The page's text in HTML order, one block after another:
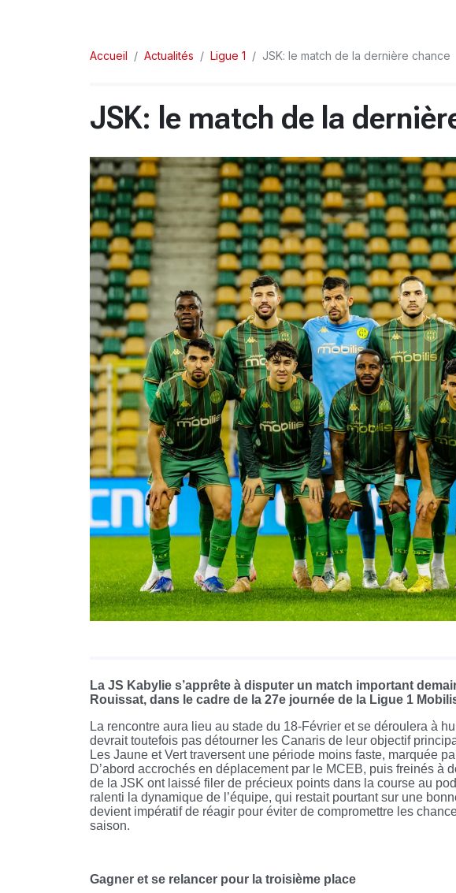
Accueil Actualités Ligue 1 JSK: le match de la dernière chance
JSK: le match de la
La JS Kabylie s’apprête à disputer un match important
Rouissat, dans le cadre de la 27e journée de la Ligue 1
La rencontre aura lieu au stade du 18-Février et se déroulera à
devrait toutefois pas détourner les Canaris de leur objectif
Les Jaune et Vert traversent une période moins faste, marquée
D’abord accrochés en déplacement par le MCEB, puis freinés à
de la JSK ont laissé filer de précieux points dans la course au
ralenti la dynamique de l’équipe, qui restait pourtant sur une
devient impératif de réagir pour éviter de compromettre les
saison.
Gagner et se relancer pour la troisième place